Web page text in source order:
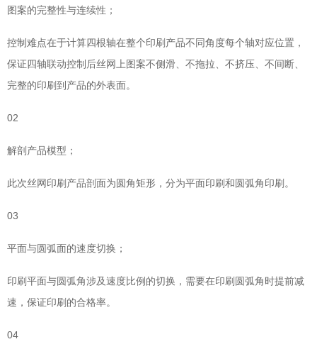
图案的完整性与连续性；
控制难点在于计算四根轴在整个印刷产品不同角度每个轴对应位置，
保证四轴联动控制后丝网上图案不侧滑、不拖拉、不挤压、不间断、
完整的印刷到产品的外表面。
02
解剖产品模型；
此次丝网印刷产品剖面为圆角矩形，分为平面印刷和圆弧角印刷。
03
平面与圆弧面的速度切换；
印刷平面与圆弧角涉及速度比例的切换，需要在印刷圆弧角时提前减
速，保证印刷的合格率。
04